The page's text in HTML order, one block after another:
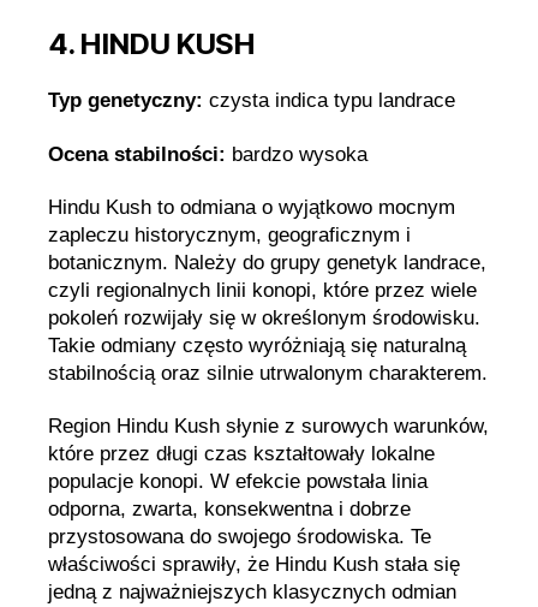
4. HINDU KUSH
Typ genetyczny: czysta indica typu landrace
Ocena stabilności: bardzo wysoka
Hindu Kush to odmiana o wyjątkowo mocnym
zapleczu historycznym, geograficznym i
botanicznym. Należy do grupy genetyk landrace,
czyli regionalnych linii konopi, które przez wiele
pokoleń rozwijały się w określonym środowisku.
Takie odmiany często wyróżniają się naturalną
stabilnością oraz silnie utrwalonym charakterem.
Region Hindu Kush słynie z surowych warunków,
które przez długi czas kształtowały lokalne
populacje konopi. W efekcie powstała linia
odporna, zwarta, konsekwentna i dobrze
przystosowana do swojego środowiska. Te
właściwości sprawiły, że Hindu Kush stała się
jedną z najważniejszych klasycznych odmian